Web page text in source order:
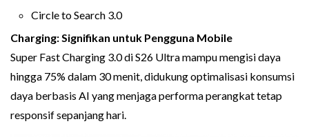
Circle to Search 3.0
Charging: Signifikan untuk Pengguna Mobile
Super Fast Charging 3.0 di S26 Ultra mampu mengisi daya
hingga 75% dalam 30 menit, didukung optimalisasi konsumsi
daya berbasis AI yang menjaga performa perangkat tetap
responsif sepanjang hari.